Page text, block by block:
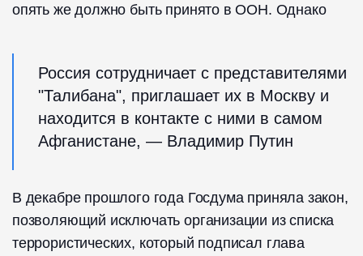
опять же должно быть принято в ООН. Однако
Россия сотрудничает с представителями
"Талибана", приглашает их в Москву и
находится в контакте с ними в самом
Афганистане, — Владимир Путин
В декабре прошлого года Госдума приняла закон,
позволяющий исключать организации из списка
террористических, который подписал глава